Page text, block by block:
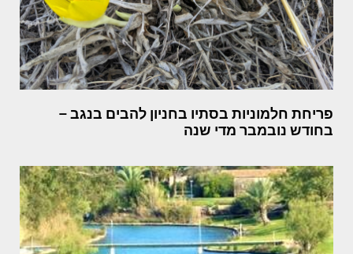
פריחת חלמוניות בסתיו בחניון להבים בנגב –
בחודש נובמבר מדי שנה